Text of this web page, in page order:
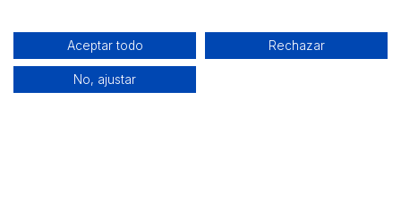
Aceptar todo Rechazar
No, ajustar